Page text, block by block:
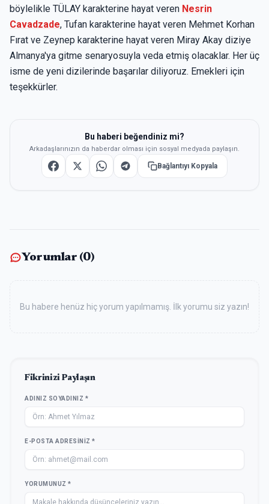
böylelikle TÜLAY karakterine hayat veren Nesrin
Cavadzade, Tufan karakterine hayat veren Mehmet Korhan
Fırat ve Zeynep karakterine hayat veren Miray Akay diziye
Almanya'ya gitme senaryosuyla veda etmiş olacaklar. Her üç
isme de yeni dizilerinde başarılar diliyoruz. Emekleri için
teşekkürler.
Bu haberi beğendiniz mi?
Arkadaşlarınızın da haberdar olması için sosyal medyada paylaşın.
Bağlantıyı Kopyala
Yorumlar (0)
Bu habere henüz hiç yorum yapılmamış. İlk yorumu siz yazın!
Fikrinizi Paylaşın
ADINIZ SOYADINIZ *
E-POSTA ADRESINIZ *
YORUMUNUZ *